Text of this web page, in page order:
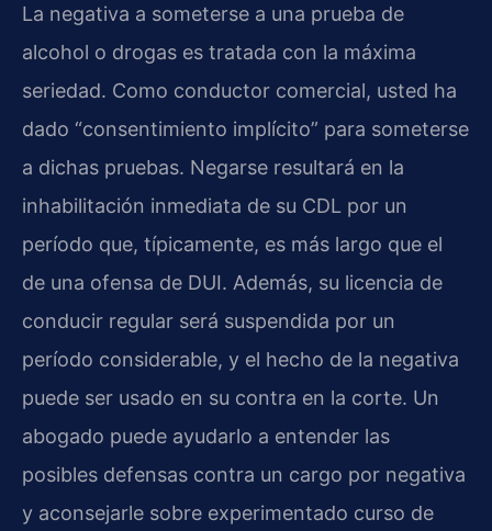
La negativa a someterse a una prueba de
alcohol o drogas es tratada con la máxima
seriedad. Como conductor comercial, usted ha
dado “consentimiento implícito” para someterse
a dichas pruebas. Negarse resultará en la
inhabilitación inmediata de su CDL por un
período que, típicamente, es más largo que el
de una ofensa de DUI. Además, su licencia de
conducir regular será suspendida por un
período considerable, y el hecho de la negativa
puede ser usado en su contra en la corte. Un
abogado puede ayudarlo a entender las
posibles defensas contra un cargo por negativa
y aconsejarle sobre experimentado curso de